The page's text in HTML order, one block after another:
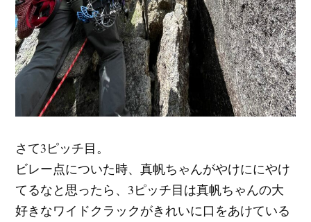
さて3ピッチ目。
ビレー点についた時、真帆ちゃんがやけににやけ
てるなと思ったら、3ピッチ目は真帆ちゃんの大
好きなワイドクラックがきれいに口をあけている